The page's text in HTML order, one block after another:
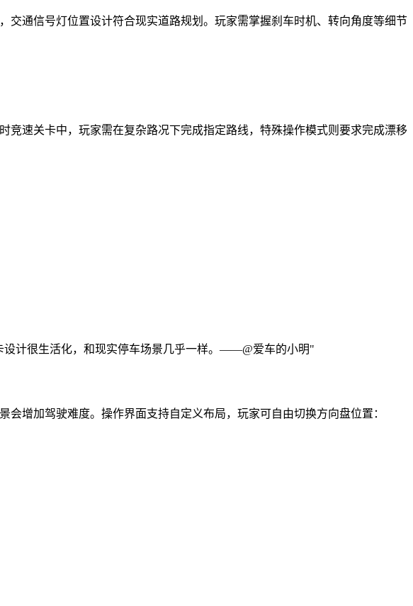
通信号灯位置设计符合现实道路规划。玩家需掌握刹车时机、转向角度等细节
速关卡中，玩家需在复杂路况下完成指定路线，特殊操作模式则要求完成漂移
设计很生活化，和现实停车场景几乎一样。——@爱车的小明"
增加驾驶难度。操作界面支持自定义布局，玩家可自由切换方向盘位置：